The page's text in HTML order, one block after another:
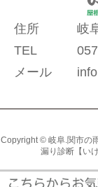
住所
岐
TEL
メール
Copyright © 岐阜.関市の
漏り診断【い